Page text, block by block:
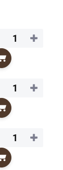
+
Do košíka
+
Do košíka
+
Do košíka